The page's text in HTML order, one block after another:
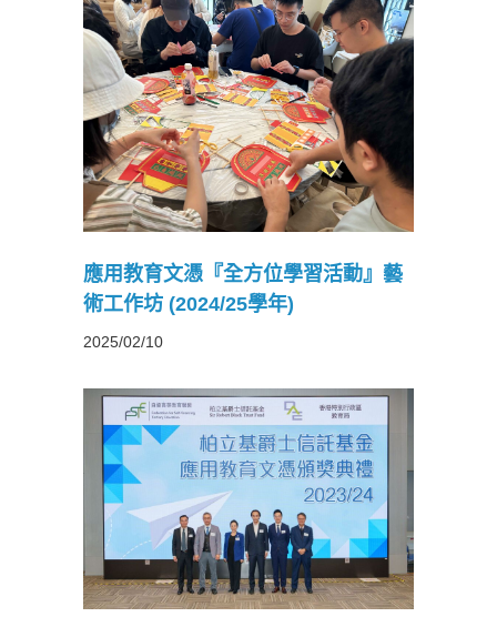
應用教育文憑『全方位學習活動』藝
術工作坊 (2024/25學年)
2025/02/10